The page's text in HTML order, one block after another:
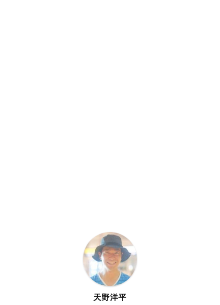
天野洋平